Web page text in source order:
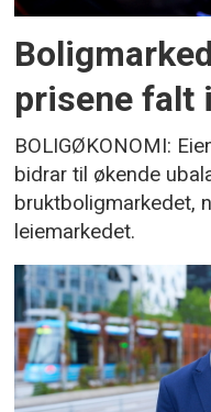
prisene falt
BOLIGØKONOMI:
bidrar til økende
bruktboligmarkedet,
leiemarkedet.